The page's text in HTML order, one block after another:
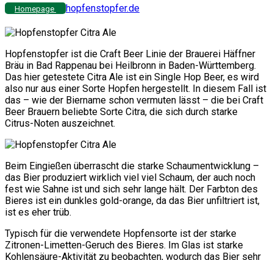
Homepage hopfenstopfer.de
Hopfenstopfer ist die Craft Beer Linie der Brauerei Häffner
Bräu in Bad Rappenau bei Heilbronn in Baden-Württemberg.
Das hier getestete Citra Ale ist ein Single Hop Beer, es wird
also nur aus einer Sorte Hopfen hergestellt. In diesem Fall ist
das – wie der Biername schon vermuten lässt – die bei Craft
Beer Brauern beliebte Sorte Citra, die sich durch starke
Citrus-Noten auszeichnet.
Beim Eingießen überrascht die starke Schaumentwicklung –
das Bier produziert wirklich viel viel Schaum, der auch noch
fest wie Sahne ist und sich sehr lange hält. Der Farbton des
Bieres ist ein dunkles gold-orange, da das Bier unfiltriert ist,
ist es eher trüb.
Typisch für die verwendete Hopfensorte ist der starke
Zitronen-Limetten-Geruch des Bieres. Im Glas ist starke
Kohlensäure-Aktivität zu beobachten, wodurch das Bier sehr